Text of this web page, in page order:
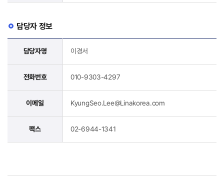
담당자 정보
담당자명 이경서
전화번호 010-9303-4297
이메일 KyungSeo.Lee@Linakorea.com
팩스 02-6944-1341